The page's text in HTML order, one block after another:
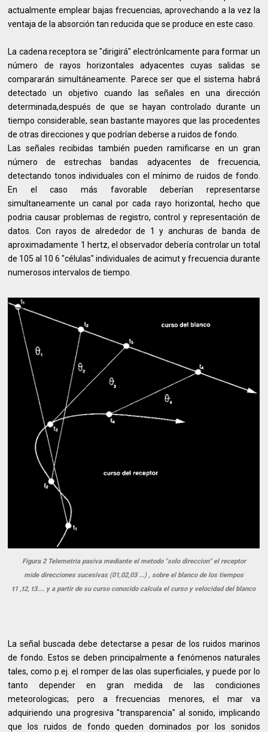
actualmente emplear bajas frecuencias, aprovechando a la vez la
ventaja de la absorción tan reducida que se produce en este caso.
La cadena receptora se "dirigirá" electrónlcamente para formar un
número de rayos horizontales adyacentes cuyas salidas se
compararán simultáneamente. Parece ser que el sistema habrá
detectado un objetivo cuando las señales en una dirección
determinada,después de que se hayan controlado durante un
tiempo considerable, sean bastante mayores que las procedentes
de otras direcciones y que podrían deberse a ruidos de fondo.
Las señales recibidas también pueden ramificarse en un gran
número de estrechas bandas adyacentes de frecuencia,
detectando tonos individuales con el mínimo de ruidos de fondo.
En el caso más favorable deberían representarse
simultaneamente un canal por cada rayo horizontal, hecho que
podria causar problemas de registro, control y representación de
datos. Con rayos de alrededor de 1 y anchuras de banda de
aproximadamente 1 hertz, el observador debería controlar un total
de 105 al 10 6 "células" individuales de acimut y frecuencia durante
numerosos intervalos de tiempo.
Figura 2 Telemetria pasiva mediante el metodo "solo direccion" el receptor
mide direcciones sucesivas (01,02,03 ...) , sobre el blanco de los tiempos
t1 ,t2, t3.... y a partir de su curso conocido calcula el curso y velocidad del blanco
La señal buscada debe detectarse a pesar de los ruidos marinos
de fondo. Estos se deben principalmente a fenómenos naturales
tales, como p.ej. el romper de las olas superficiales, y puede por lo
tanto depender en gran medida de las condiciones
meteorologicas; pero a frecuencias menores, el mar va
adquiriendo una progresiva "transparencia" al sonido, implicando
que los ruidos de fondo queden dominados por los sonidos